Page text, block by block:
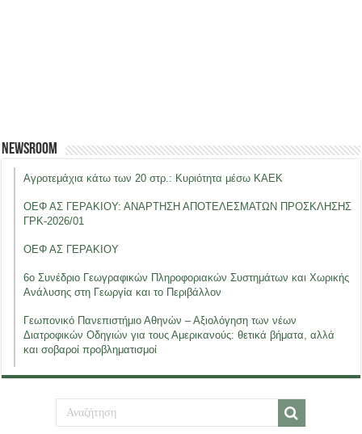
Newsroom
Αγροτεμάχια κάτω των 20 στρ.: Κυριότητα μέσω ΚΑΕΚ
ΟΕΦ ΑΣ ΓΕΡΑΚΙΟΥ: ΑΝΑΡΤΗΣΗ ΑΠΟΤΕΛΕΣΜΑΤΩΝ ΠΡΟΣΚΛΗΣΗΣ
ΓΡΚ-2026/01
ΟΕΦ ΑΣ ΓΕΡΑΚΙΟΥ
6ο Συνέδριο Γεωγραφικών Πληροφοριακών Συστημάτων και Χωρικής
Ανάλυσης στη Γεωργία και το Περιβάλλον
Γεωπονικό Πανεπιστήμιο Αθηνών – Αξιολόγηση των νέων
Διατροφικών Οδηγιών για τους Αμερικανούς: θετικά βήματα, αλλά
και σοβαροί προβληματισμοί